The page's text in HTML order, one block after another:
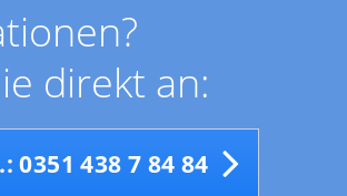
direkt an:
0351 438 7 84 84